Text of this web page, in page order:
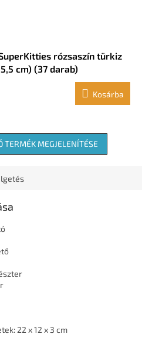
rózsaszín türkiz
cm) (37 darab)
Kosárba
TERMÉK MEGJELENÍTÉSE
22 x 12 x 3 cm